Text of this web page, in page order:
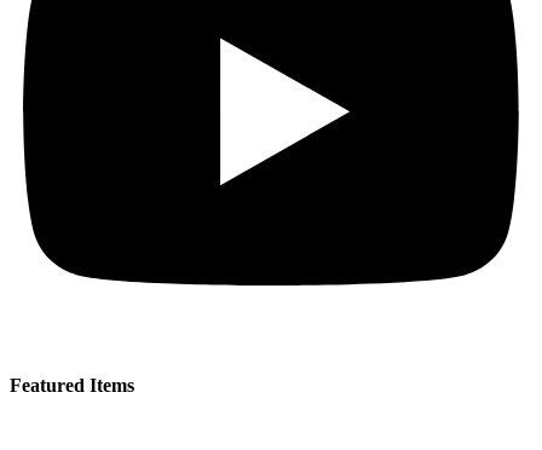
Featured Items